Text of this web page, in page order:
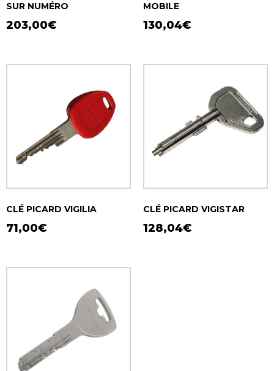
SUR NUMÉRO
203,00€
MOBILE
130,04€
CLÉ PICARD VIGILIA
71,00€
CLÉ PICARD VIGISTAR
128,04€